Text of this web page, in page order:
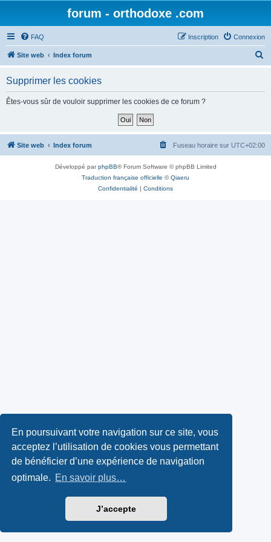
En poursuivant votre navigation sur ce site, vous
acceptez l’utilisation de cookies vous permettant
de bénéficier d’une expérience de navigation
optimale. En savoir plus…
J’accepte
forum - orthodoxe .com
FAQ Connexion
Inscription
Site web Index forum
h
Supprimer les cookies
Êtes-vous sûr de vouloir supprimer les cookies de ce forum ?
Site web Index forum Fuseau horaire sur UTC+02:00
Développé parphpBB® Forum Software © phpBB Limited
Traduction française officielle ©Qiaeru
Confidentialité | Conditions